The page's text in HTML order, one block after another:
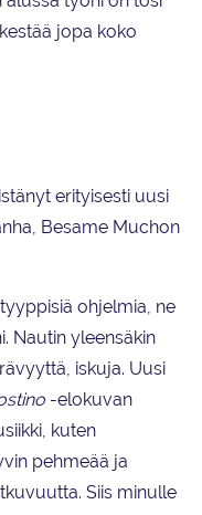
jopa koko
erityisesti uusi
Besame Muchon
ohjelmia, ne
Nautin yleensäkin
iskuja. Uusi
-elokuvan
kuten
pehmeää ja
Siis minulle